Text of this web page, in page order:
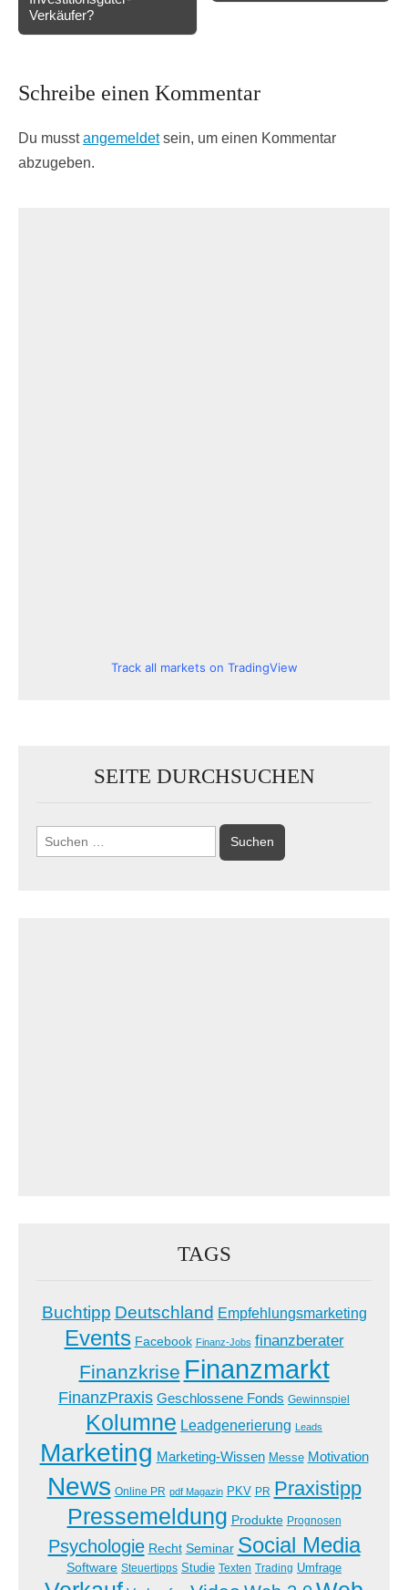
Verkäufer?
Schreibe einen Kommentar
Du musstangemeldetsein, um einen Kommentar
abzugeben.
Track all markets on TradingView
SEITE DURCHSUCHEN
Suchen
nach:
TAGS
Buchtipp Deutschland Empfehlungsmarketing
Events Facebook Finanz-Jobs finanzberater
Finanzkrise Finanzmarkt
FinanzPraxis Geschlossene Fonds Gewinnspiel
Kolumne Leadgenerierung Leads
Marketing Marketing-Wissen Messe Motivation
News Online PR pdf Magazin PKV PR Praxistipp
Pressemeldung Produkte Prognosen
Psychologie Recht Seminar Social Media
Software Steuertipps Studie Texten Trading Umfrage